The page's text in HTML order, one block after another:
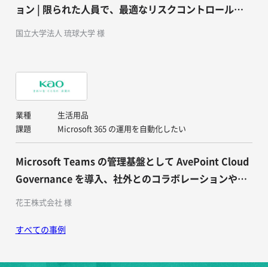
ョン | 限られた人員で、最適なリスクコントロールと
運用管理体制を実現
国立大学法人 琉球大学 様
業種
生活用品
課題
Microsoft 365 の運用を自動化したい
Microsoft Teams の管理基盤として AvePoint Cloud
Governance を導入、社外とのコラボレーションや権
限管理、ライフサイクル管理を効率的に実現可能に
花王株式会社 様
すべての事例